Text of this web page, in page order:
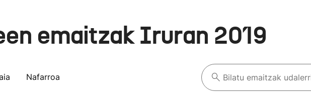
emaitzak Iruran 2019
Nafarroa